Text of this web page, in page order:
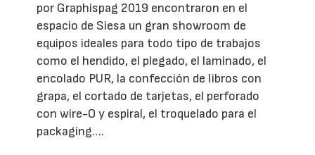
por Graphispag 2019 encontraron en el
espacio de Siesa un gran showroom de
equipos ideales para todo tipo de trabajos
como el hendido, el plegado, el laminado, el
encolado PUR, la confección de libros con
grapa, el cortado de tarjetas, el perforado
con wire-O y espiral, el troquelado para el
packaging….